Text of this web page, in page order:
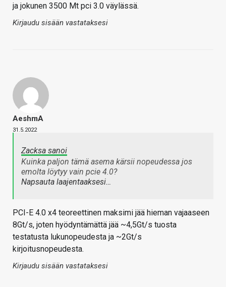
ja jokunen 3500 Mt pci 3.0 väylässä.
Kirjaudu sisään vastataksesi
AeshmA
31.5.2022
Zacksa sanoi
Kuinka paljon tämä asema kärsii nopeudessa jos
emolta löytyy vain pcie 4.0?
Napsauta laajentaaksesi…
PCI-E 4.0 x4 teoreettinen maksimi jää hieman vajaaseen
8Gt/s, joten hyödyntämättä jää ~4,5Gt/s tuosta
testatusta lukunopeudesta ja ~2Gt/s
kirjoitusnopeudesta.
Kirjaudu sisään vastataksesi